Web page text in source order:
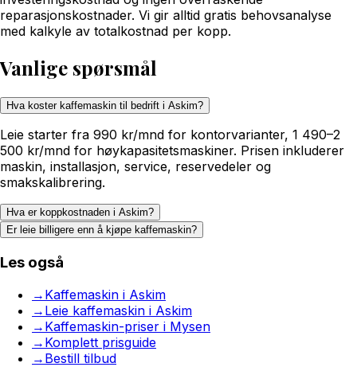
reparasjonskostnader. Vi gir alltid gratis behovsanalyse
med kalkyle av totalkostnad per kopp.
Vanlige spørsmål
Hva koster kaffemaskin til bedrift i Askim?
Leie starter fra 990 kr/mnd for kontorvarianter, 1 490–2
500 kr/mnd for høykapasitetsmaskiner. Prisen inkluderer
maskin, installasjon, service, reservedeler og
smakskalibrering.
Hva er koppkostnaden i Askim?
Er leie billigere enn å kjøpe kaffemaskin?
Les også
→ Kaffemaskin i Askim
→ Leie kaffemaskin i Askim
→ Kaffemaskin-priser i Mysen
→ Komplett prisguide
→ Bestill tilbud